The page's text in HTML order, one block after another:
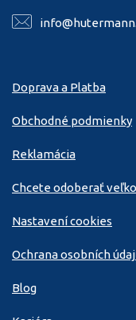
Doprava a Platba
Obchodné podmienky
Reklamácia
Chcete odoberať
Nastavení cookies
Ochrana osobních
Blog